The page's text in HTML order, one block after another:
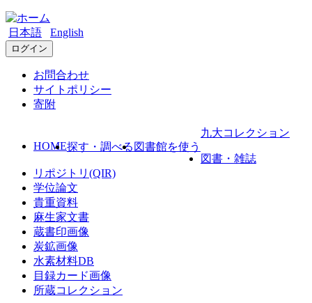
日本語 English
ログイン
お問合わせ
サイトポリシー
寄附
HOME探す・調べる 図書館を使う
九大コレクション
図書・雑誌
リポジトリ(QIR)
学位論文
貴重資料
麻生家文書
蔵書印画像
炭鉱画像
水素材料DB
目録カード画像
所蔵コレクション